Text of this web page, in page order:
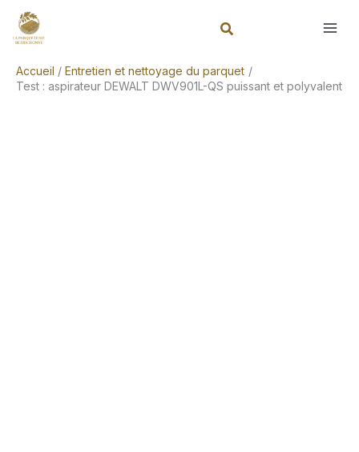
Accueil
Entretien et nettoyage du parquet
Test : aspirateur DEWALT DWV901L-QS puissant et polyvalent
Rechercher